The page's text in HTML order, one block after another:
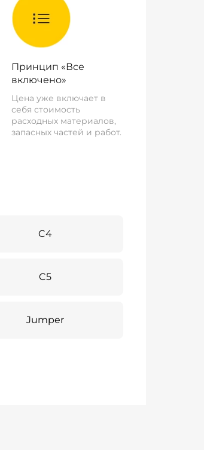
Принцип «Все
включено»
Цена уже включает в
себя стоимость
расходных материалов,
запасных частей и работ.
C4
C5
Jumper